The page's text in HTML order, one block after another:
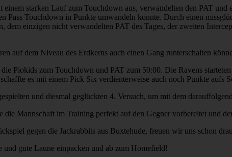
starken Lauf zum Touchdown aus, verwandelten den PAT
Pass Touchdown in Punkte umwandeln konnte. Durch einen
dem einzigen nicht verwandelten PAT des Tages, der zweiten
auf dem Niveau des Erdkerns auch einen Gang runterschalten
Piokids zum Touchdown und PAT zum 50:00. Die Ravens
es mit einem Pick Six verdienterweise auch noch Punkte aufs
und diesmal geglückten 4. Versuch, um mit dem
Mannschaft im Training perfekt auf den Gegner vorbereitet und
gegen die Jackrabbits aus Buxtehude, freuen wir uns schon
gute Laune einpacken und ab zum Homefield!